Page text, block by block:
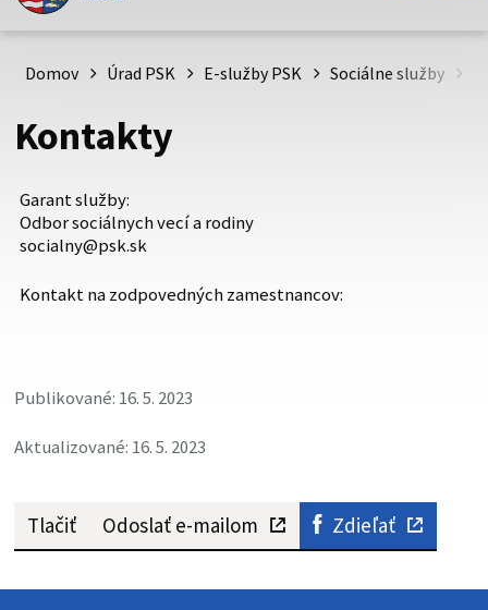
Toto je oficiálna webová stránka Prešovského
psk.sk.
Buďte pozorní a vždy sa uistite, že zdieľate informácie iba
vždy začína https:// pred názvom domény webového sídla.
Domov Úrad PSK E-služby PSK Sociálne služby
Kontakty
Garant služby:
Odbor sociálnych vecí a rodiny
socialny@psk.sk
Kontakt na zodpovedných zamestnancov:
Publikované: 16. 5. 2023
Aktualizované: 16. 5. 2023
Tlačiť Odoslať e-mailom Zdieľať